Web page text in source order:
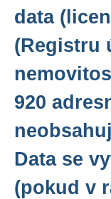
data
(Registru
920
Data se
(pokud v